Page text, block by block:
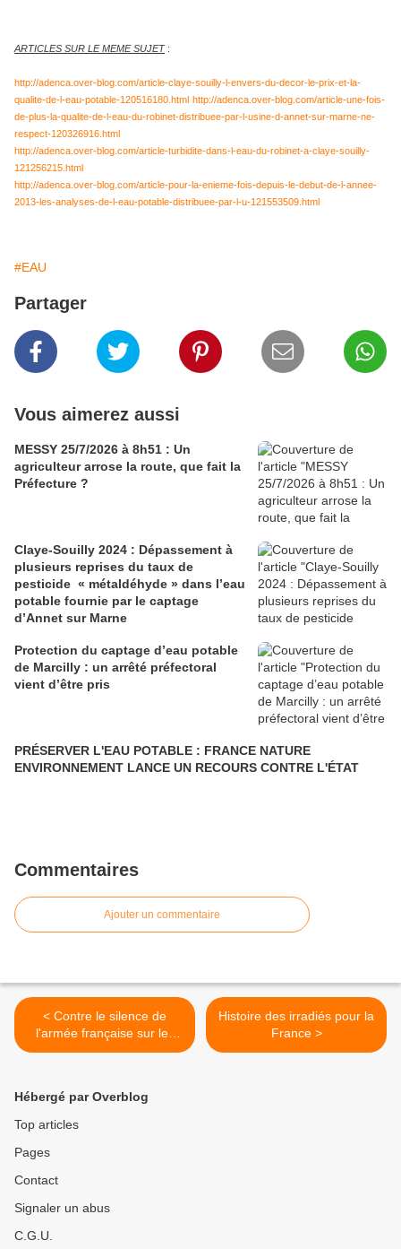
ARTICLES SUR LE MEME SUJET:
http://adenca.over-blog.com/article-claye-souilly-l-envers-du-decor-le-prix-et-la-
qualite-de-l-eau-potable-120516180.html http://adenca.over-blog.com/article-une-fois-
de-plus-la-qualite-de-l-eau-du-robinet-distribuee-par-l-usine-d-annet-sur-marne-ne-
respect-120326916.html
http://adenca.over-blog.com/article-turbidite-dans-l-eau-du-robinet-a-claye-souilly-
121256215.html
http://adenca.over-blog.com/article-pour-la-enieme-fois-depuis-le-debut-de-l-annee-
2013-les-analyses-de-l-eau-potable-distribuee-par-l-u-121553509.html
#EAU
Partager
Vous aimerez aussi
MESSY 25/7/2026 à 8h51 : Un
agriculteur arrose la route, que fait la
Préfecture ?
Claye-Souilly 2024 : Dépassement à
plusieurs reprises du taux de
pesticide « métaldéhyde » dans l’eau
potable fournie par le captage
d’Annet sur Marne
Protection du captage d’eau potable
de Marcilly : un arrêté préfectoral
vient d’être pris
PRÉSERVER L'EAU POTABLE : FRANCE NATURE
ENVIRONNEMENT LANCE UN RECOURS CONTRE L'ÉTAT
Commentaires
Ajouter un commentaire
< Contre le silence de
l'armée française sur les
cancers éventuellement liés
Histoire des irradiés pour la
France >
Hébergé par Overblog
Top articles
Pages
Contact
Signaler un abus
C.G.U.